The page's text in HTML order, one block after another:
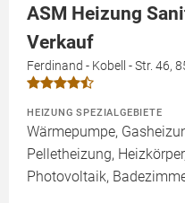
ASM Heizung
Verkauf
Ferdinand - Kobell - Str. 46,
HEIZUNG SPEZIALGEBIETE
Wärmepumpe,
Pelletheizung,
Photovoltaik,